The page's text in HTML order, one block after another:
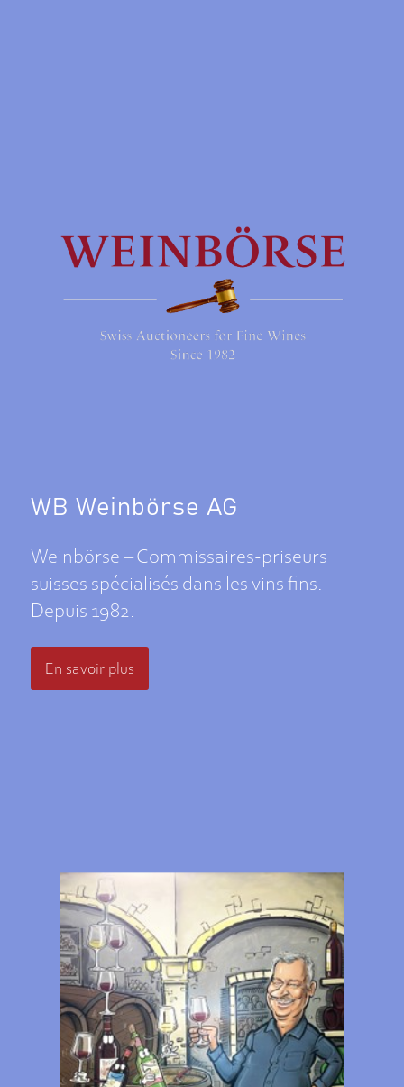
WB Weinbörse AG
Weinbörse – Commissaires-priseurs
suisses spécialisés dans les vins fins.
Depuis 1982.
En savoir plus